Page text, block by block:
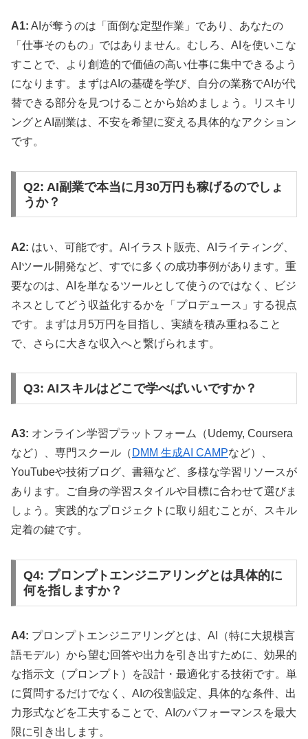
A1: AIが奪うのは「面倒な定型作業」であり、あなたの
「仕事そのもの」ではありません。むしろ、AIを使いこな
すことで、より創造的で価値の高い仕事に集中できるよう
になります。まずはAIの基礎を学び、自分の業務でAIが代
替できる部分を見つけることから始めましょう。リスキリ
ングとAI副業は、不安を希望に変える具体的なアクション
です。
Q2: AI副業で本当に月30万円も稼げるのでしょ
うか？
A2: はい、可能です。AIイラスト販売、AIライティング、
AIツール開発など、すでに多くの成功事例があります。重
要なのは、AIを単なるツールとして使うのではなく、ビジ
ネスとしてどう収益化するかを「プロデュース」する視点
です。まずは月5万円を目指し、実績を積み重ねること
で、さらに大きな収入へと繋げられます。
Q3: AIスキルはどこで学べばいいですか？
A3: オンライン学習プラットフォーム（Udemy, Coursera
など）、専門スクール（ DMM 生成AI CAMPなど）、
YouTubeや技術ブログ、書籍など、多様な学習リソースが
あります。ご自身の学習スタイルや目標に合わせて選びま
しょう。実践的なプロジェクトに取り組むことが、スキル
定着の鍵です。
Q4: プロンプトエンジニアリングとは具体的に
何を指しますか？
A4: プロンプトエンジニアリングとは、AI（特に大規模言
語モデル）から望む回答や出力を引き出すために、効果的
な指示文（プロンプト）を設計・最適化する技術です。単
に質問するだけでなく、AIの役割設定、具体的な条件、出
力形式などを工夫することで、AIのパフォーマンスを最大
限に引き出します。